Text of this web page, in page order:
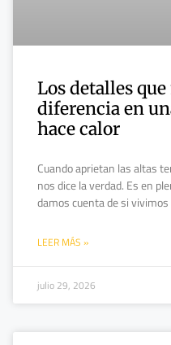
Los detalles
diferencia en
hace calor
Cuando aprietan las altas
nos dice la verdad. Es en
damos cuenta de si vivimos
LEER MÁS »
julio 29, 2026